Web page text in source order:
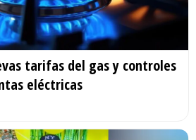
tarifas del gas y controles
eléctricas